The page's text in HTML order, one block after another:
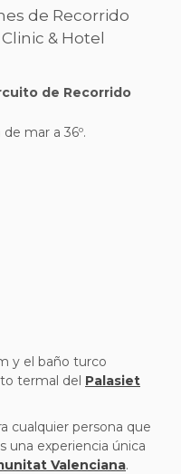
de Recorrido
& Hotel
de Recorrido
mar a 36º.
y el baño turco
termal del Palasiet
cualquier persona que
una experiencia única
Valenciana.